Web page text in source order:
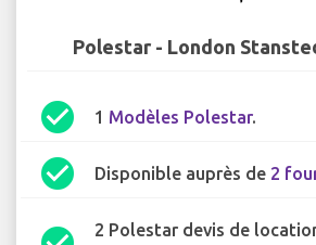
Polestar - London
check_circle 1 Modèles Polestar.
check_circle Disponible auprès de 2
2 Polestar devis de